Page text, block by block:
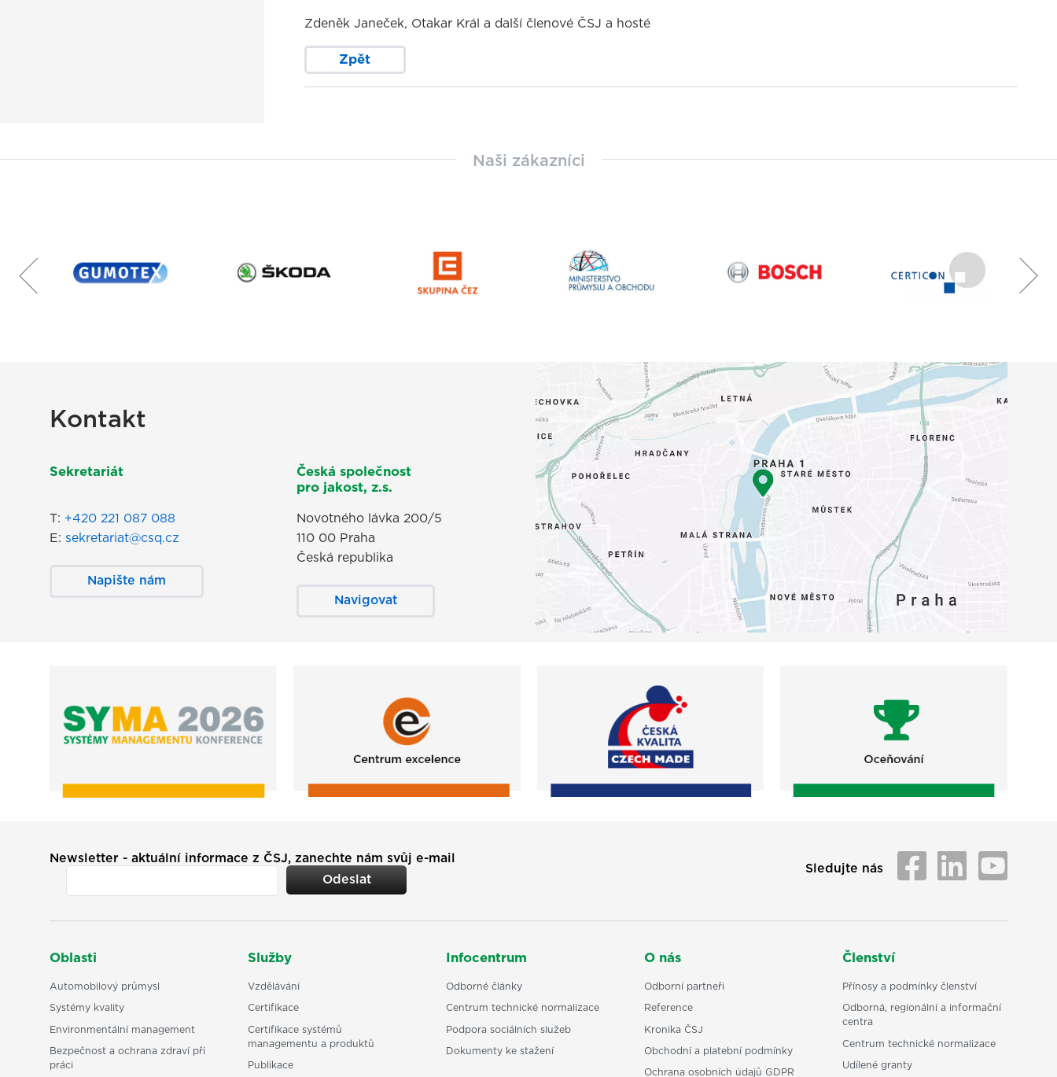
Zdeněk Janeček, Otakar Král a další členové ČSJ a hosté
Zpět
Naši zákazníci
Kontakt
Sekretariát
T: +420 221 087 088
E: sekretariat@csq.cz
Napište nám
Česká společnost
pro jakost, z.s.
Novotného lávka 200/5
110 00 Praha
Česká republika
Navigovat
Newsletter - aktuální informace z ČSJ, zanechte nám svůj e-mail
Odeslat
Sledujte nás
Oblasti
Automobilový průmysl
Systémy kvality
Environmentální management
Bezpečnost a ochrana zdraví při
práci
Služby
Vzdělávání
Certifikace
Certifikace systémů
managementu a produktů
Publikace
Infocentrum
Odborné články
Centrum technické normalizace
Podpora sociálních služeb
Dokumenty ke stažení
O nás
Odborní partneři
Reference
Kronika ČSJ
Obchodní a platební podmínky
Ochrana osobních údajů GDPR
Členství
Přínosy a podmínky členství
Odborná, regionální a informační
centra
Centrum technické normalizace
Udílené granty